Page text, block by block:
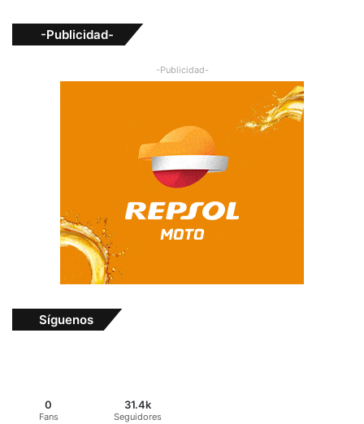
-Publicidad-
-Publicidad-
Síguenos
0
Fans
31.4k
Seguidores